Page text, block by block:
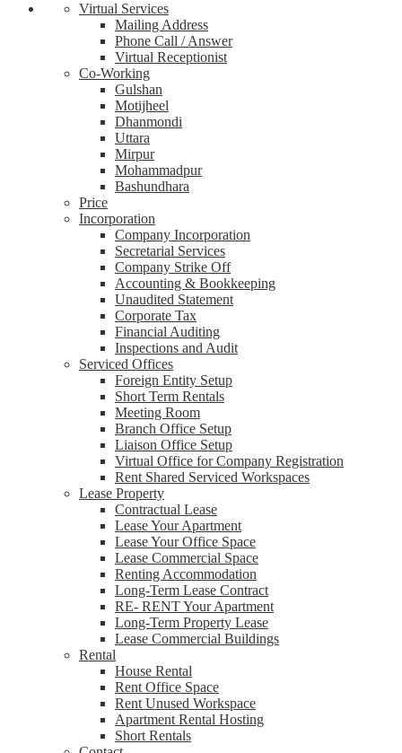
Virtual Services
Mailing Address
Phone Call / Answer
Virtual Receptionist
Co-Working
Gulshan
Motijheel
Dhanmondi
Uttara
Mirpur
Mohammadpur
Bashundhara
Price
Incorporation
Company Incorporation
Secretarial Services
Company Strike Off
Accounting & Bookkeeping
Unaudited Statement
Corporate Tax
Financial Auditing
Inspections and Audit
Serviced Offices
Foreign Entity Setup
Short Term Rentals
Meeting Room
Branch Office Setup
Liaison Office Setup
Virtual Office for Company Registration
Rent Shared Serviced Workspaces
Lease Property
Contractual Lease
Lease Your Apartment
Lease Your Office Space
Lease Commercial Space
Renting Accommodation
Long-Term Lease Contract
RE- RENT Your Apartment
Long-Term Property Lease
Lease Commercial Buildings
Rental
House Rental
Rent Office Space
Rent Unused Workspace
Apartment Rental Hosting
Short Rentals